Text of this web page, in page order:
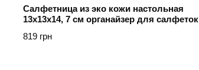
Салфетница из эко кожи настольная
13х13х14, 7 см органайзер для салфеток
819 грн